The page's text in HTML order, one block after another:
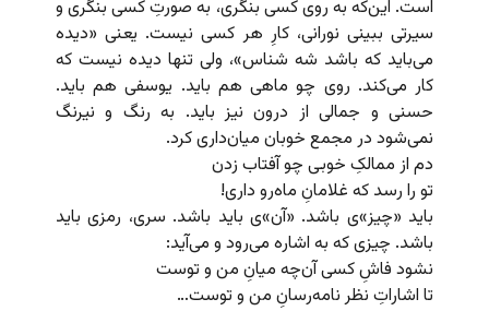
است. این‌که به روی کسی بنگری، به صورتِ کسی بنگری و
سیرتی ببینی نورانی، کارِ هر کسی نیست. یعنی «دیده
می‌باید که باشد شه شناس»، ولی تنها دیده نیست که
کار می‌کند. روی چو ماهی هم باید. یوسفی هم باید.
حسنی و جمالی از درون نیز باید. به رنگ و نیرنگ
نمی‌شود در مجمع خوبان میان‌داری کرد.
دم از ممالکِ خوبی چو آفتاب زدن
تو را رسد که غلامانِ ماه‌رو داری!
باید «چیز»ی باشد. «آن»ی باید باشد. سری، رمزی باید
باشد. چیزی که به اشاره می‌رود و می‌آید:
نشود فاشِ کسی آن‌چه میانِ من و توست
تا اشاراتِ نظر نامه‌رسانِ من و توست…